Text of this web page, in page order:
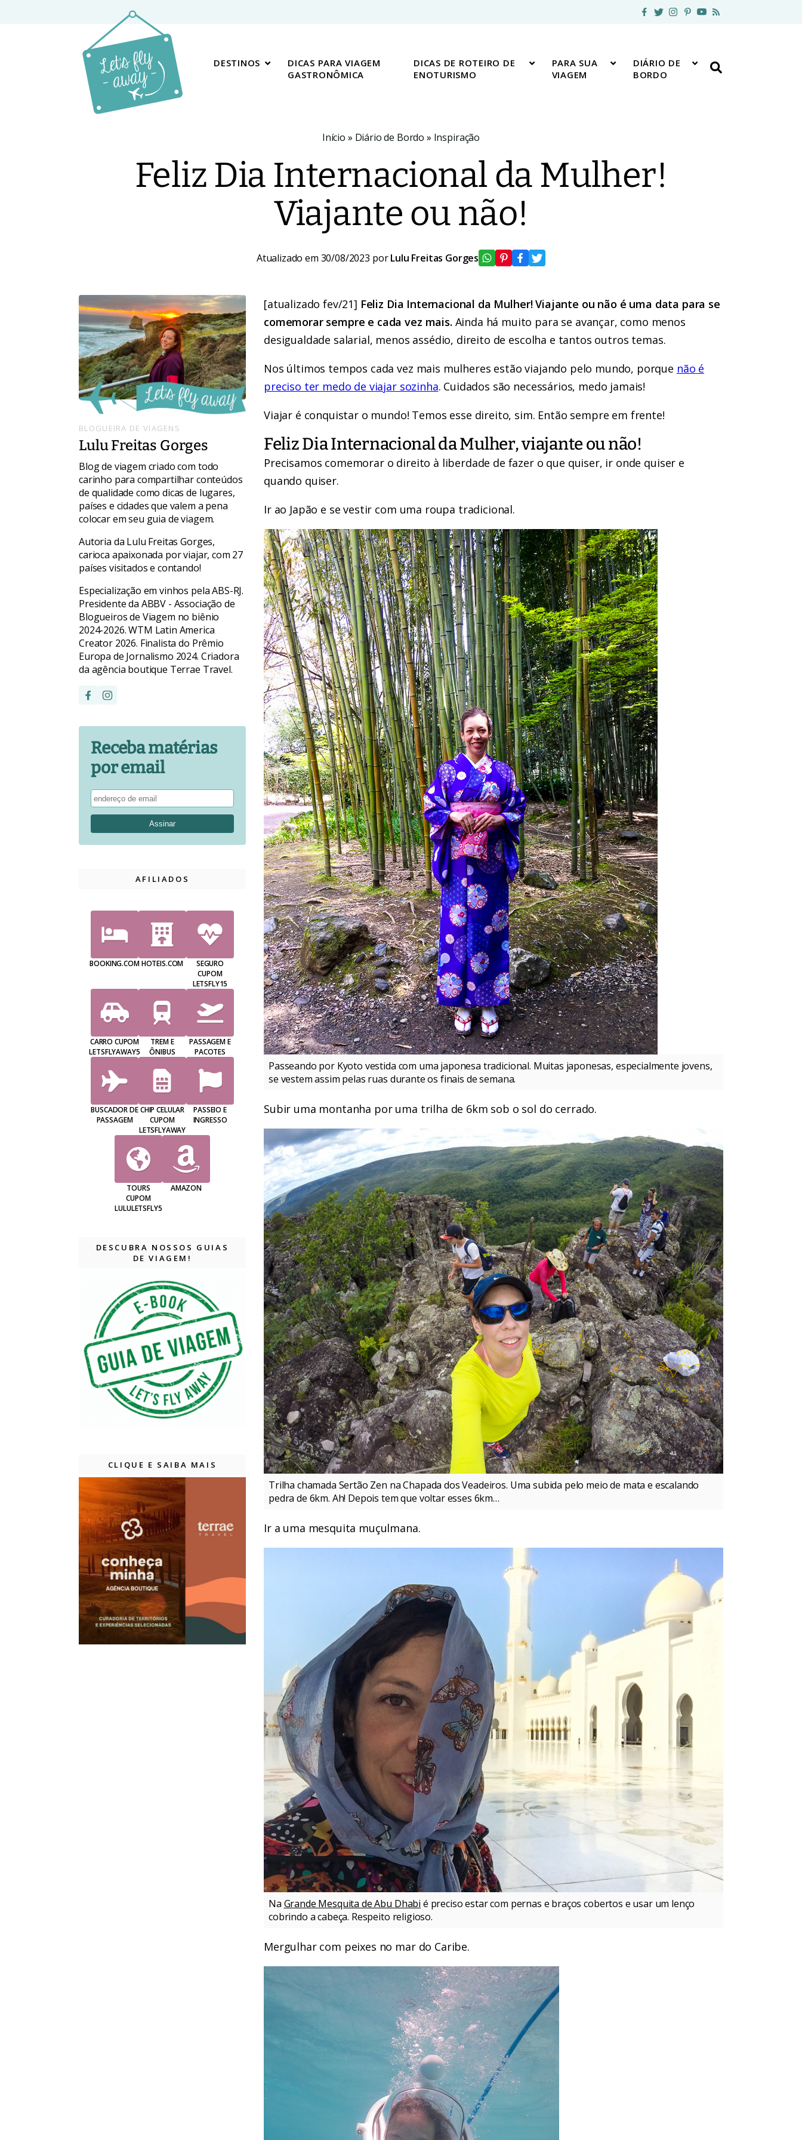
DESTINOS
DICAS PARA VIAGEM
GASTRONÔMICA
DICAS DE ROTEIRO DE
ENOTURISMO
PARA SUA
VIAGEM
DIÁRIO DE
BORDO
Início » Diário de Bordo » Inspiração
Feliz Dia Internacional da Mulher!
Viajante ou não!
Atualizado em 30/08/2023 porLulu Freitas Gorges
[atualizado fev/21] Feliz Dia Internacional da Mulher! Viajante ou não é uma data para se
comemorar sempre e cada vez mais. Ainda há muito para se avançar, como menos
desigualdade salarial, menos assédio, direito de escolha e tantos outros temas.
Nos últimos tempos cada vez mais mulheres estão viajando pelo mundo, porque não é
preciso ter medo de viajar sozinha. Cuidados são necessários, medo jamais!
Viajar é conquistar o mundo! Temos esse direito, sim. Então sempre em frente!
Feliz Dia Internacional da Mulher, viajante ou não!
Precisamos comemorar o direito à liberdade de fazer o que quiser, ir onde quiser e
quando quiser.
Ir ao Japão e se vestir com uma roupa tradicional.
Passeando por Kyoto vestida com uma japonesa tradicional. Muitas japonesas, especialmente jovens,
se vestem assim pelas ruas durante os finais de semana.
Subir uma montanha por uma trilha de 6km sob o sol do cerrado.
Trilha chamada Sertão Zen na Chapada dos Veadeiros. Uma subida pelo meio de mata e escalando
pedra de 6km. Ah! Depois tem que voltar esses 6km…
Ir a uma mesquita muçulmana.
Na Grande Mesquita de Abu Dhabi é preciso estar com pernas e braços cobertos e usar um lenço
cobrindo a cabeça. Respeito religioso.
Mergulhar com peixes no mar do Caribe.
BLOGUEIRA DE VIAGENS
Lulu Freitas Gorges
Blog de viagem criado com todo
carinho para compartilhar conteúdos
de qualidade como dicas de lugares,
países e cidades que valem a pena
colocar em seu guia de viagem.
Autoria da Lulu Freitas Gorges,
carioca apaixonada por viajar, com 27
países visitados e contando!
Especialização em vinhos pela ABS-RJ.
Presidente da ABBV - Associação de
Blogueiros de Viagem no biênio
2024-2026. WTM Latin America
Creator 2026. Finalista do Prêmio
Europa de Jornalismo 2024. Criadora
da agência boutique Terrae Travel.
Receba matérias
por email
AFILIADOS
BOOKING.COMHOTEIS.COM
SEGURO
CUPOM
LETSFLY15
CARRO CUPOM
LETSFLYAWAY5
TREM E
ÔNIBUS
PASSAGEM E
PACOTES
BUSCADOR DE
PASSAGEM
CHIP CELULAR
CUPOM
LETSFLYAWAY
PASSEIO E
INGRESSO
TOURS
CUPOM
LULULETSFLY5
AMAZON
DESCUBRA NOSSOS GUIAS
DE VIAGEM!
CLIQUE E SAIBA MAIS